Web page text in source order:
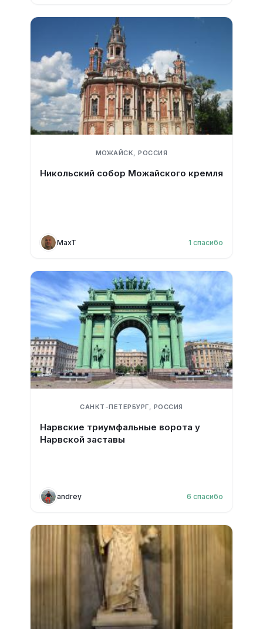
МОЖАЙСК, РОССИЯ
Никольский собор Можайского кремля
MaxT 1 спасибо
САНКТ-ПЕТЕРБУРГ, РОССИЯ
Нарвские триумфальные ворота у
Нарвской заставы
andrey 6 спасибо